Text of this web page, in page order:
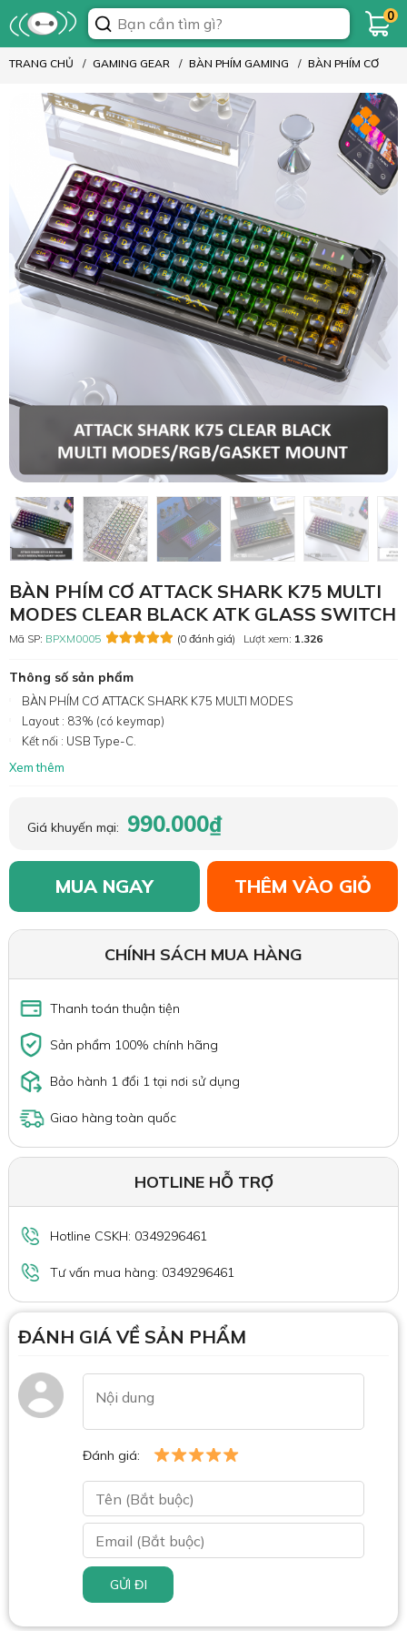
0
TRANG CHỦ GAMING GEAR BÀN PHÍM GAMING BÀN PHÍM CƠ
BÀN PHÍM CƠ ATTACK SHARK K75 MULTI
MODES CLEAR BLACK ATK GLASS SWITCH
Mã SP: BPXM0005 (0 đánh giá) Lượt xem: 1.326
Thông số sản phẩm
BÀN PHÍM CƠ ATTACK SHARK K75 MULTI MODES
Layout : 83% (có keymap)
Kết nối : USB Type-C.
Xem thêm
Giá khuyến mại: 990.000₫
MUA NGAY THÊM VÀO GIỎ
CHÍNH SÁCH MUA HÀNG
Thanh toán thuận tiện
Sản phẩm 100% chính hãng
Bảo hành 1 đổi 1 tại nơi sử dụng
Giao hàng toàn quốc
HOTLINE HỖ TRỢ
Hotline CSKH: 0349296461
Tư vấn mua hàng: 0349296461
ĐÁNH GIÁ VỀ SẢN PHẨM
Đánh giá:
GỬI ĐI